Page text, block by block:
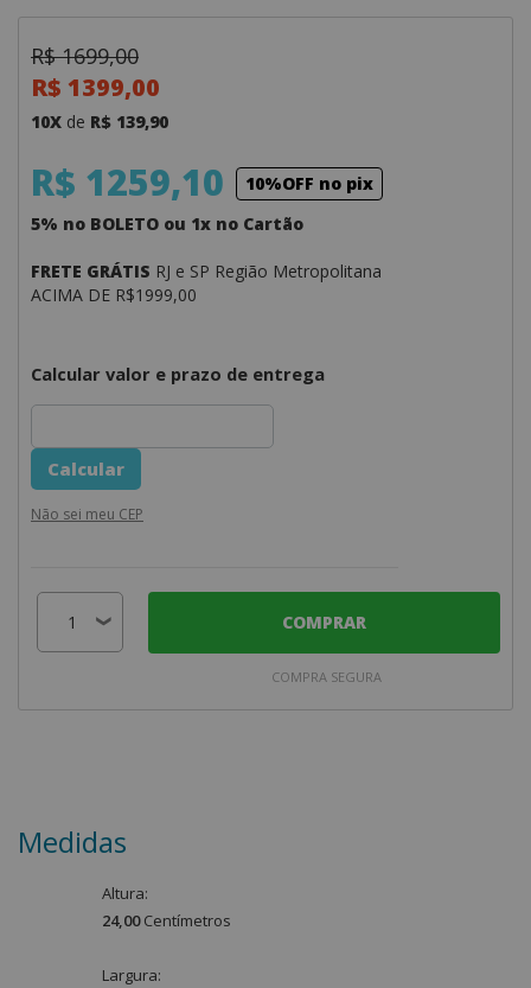
R$ 1699,00
R$ 1399,00
10X de R$ 139,90
R$ 1259,10
10%OFF no pix
5% no BOLETO ou 1x no Cartão
FRETE GRÁTIS RJ e SP Região Metropolitana
ACIMA DE R$1999,00
Calcular valor e prazo de entrega
Não sei meu CEP
COMPRAR
COMPRA SEGURA
Medidas
Altura:
24,00 Centímetros
Largura: